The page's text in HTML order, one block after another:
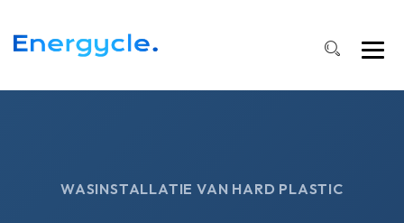
WASINSTALLATIE VAN HARD PLASTIC